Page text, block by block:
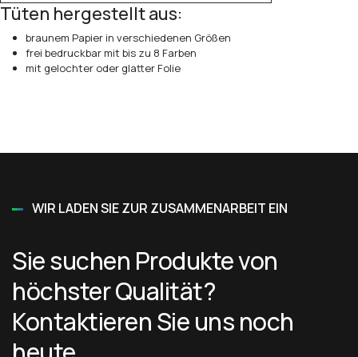
Tüten hergestellt aus:
braunem Papier in verschiedenen Größen
frei bedruckbar mit bis zu 8 Farben
mit gelochter oder glatter Folie
WIR LADEN SIE ZUR ZUSAMMENARBEIT EIN
Sie suchen Produkte von
höchster Qualität?
Kontaktieren Sie uns noch